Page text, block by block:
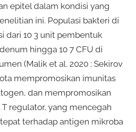
epitel dalam kondisi yang
ini. Populasi bakteri di
dari 10 3 unit pembentuk
hingga 10 7 CFU di
(Malik et al. 2020 ; Sekirov
mempromosikan imunitas
dan mempromosikan
regulator, yang mencegah
terhadap antigen mikroba